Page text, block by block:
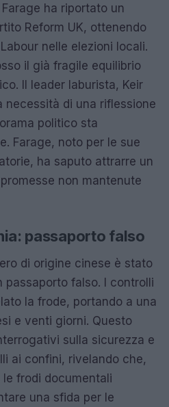
ha riportato un
Reform UK, ottenendo
nelle elezioni locali.
il già fragile equilibrio
Il leader laburista, Keir
necessità di una riflessione
politico sta
Farage, noto per le sue
ha saputo attrarre un
non mantenute
passaporto falso
di origine cinese è stato
passaporto falso. I controlli
la frode, portando a una
e venti giorni. Questo
sulla sicurezza e
ai confini, rivelando che,
frodi documentali
una sfida per le